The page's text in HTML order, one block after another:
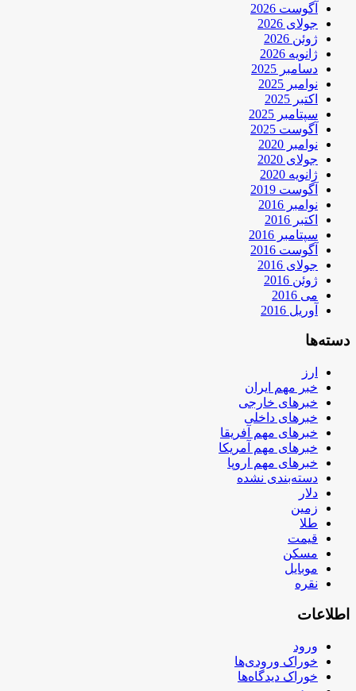
آگوست 2026
جولای 2026
ژوئن 2026
ژانویه 2026
دسامبر 2025
نوامبر 2025
اکتبر 2025
سپتامبر 2025
آگوست 2025
نوامبر 2020
جولای 2020
ژانویه 2020
آگوست 2019
نوامبر 2016
اکتبر 2016
سپتامبر 2016
آگوست 2016
جولای 2016
ژوئن 2016
می 2016
آوریل 2016
دسته‌ها
ارز
خبر مهم ایران
خبرهای خارجی
خبرهای داخلی
خبرهای مهم آفریقا
خبرهای مهم آمریکا
خبرهای مهم اروپا
دسته‌بندی نشده
دلار
زمین
طلا
قیمت
مسکن
موبایل
نقره
اطلاعات
ورود
خوراک ورودی‌ها
خوراک دیدگاه‌ها